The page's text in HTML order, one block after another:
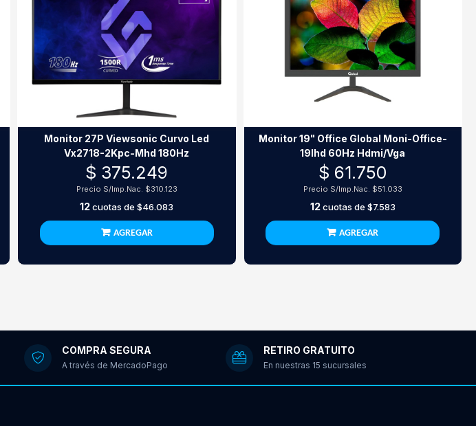
Monitor 27P Viewsonic Curvo Led
Vx2718-2Kpc-Mhd 180Hz
$ 375.249
Precio S/Imp.Nac. $310.123
12cuotas de$46.083
AGREGAR
Monitor 19" Office Global Moni-Office-
19Ihd 60Hz Hdmi/Vga
$ 61.750
Precio S/Imp.Nac. $51.033
12cuotas de $7.583
AGREGAR
COMPRA SEGURA
A través de MercadoPago
RETIRO GRATUITO
En nuestras 15 sucursales